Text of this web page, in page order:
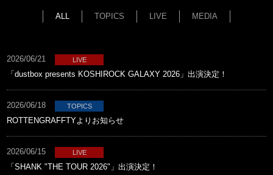
ALL TOPICS LIVE MEDIA
2026/06/21 LIVE
「dustbox presents KOSHIROCK GALAXY 2026」出演決定！
2026/06/18 TOPICS
ROTTENGRAFFTYよりお知らせ
2026/06/15 LIVE
「SHANK "THE TOUR 2026"」出演決定！